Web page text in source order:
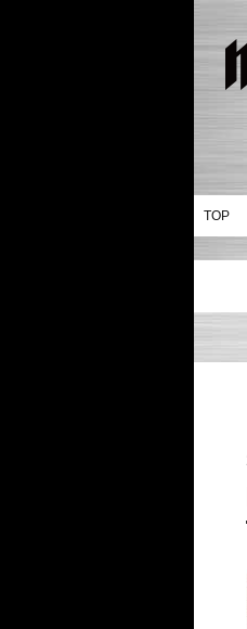
TOP